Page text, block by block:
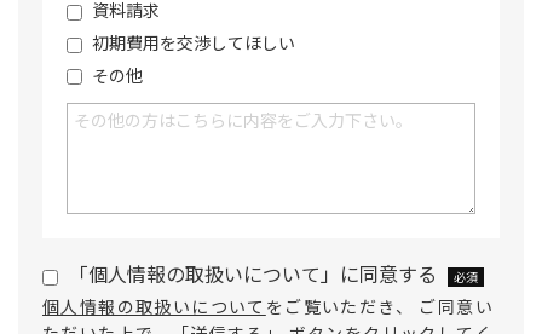
資料請求
初期費用を交渉してほしい
その他
「個人情報の取扱いについて」に同意する 必須
個人情報の取扱いについて をご覧いただき、 ご同意い